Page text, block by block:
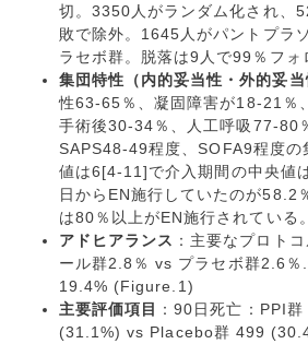
切。3350人がランダム化され、
敗で除外。1645人がパントプラ
ラセボ群。脱落は9人で99％フォ
集団特性（内的妥当性・外的妥当
性63-65％、凝固障害が18-21％
手術後30-34％、人工呼吸77-80
SAPS48-49程度、SOFA9程度の
値は6[4-11]で介入期間の中央値
日からEN施行していたのが58.2
は80％以上がEN施行されている。
アドヒアランス ：主要なプロト
ール群2.8％ vs プラセボ群2.6
19.4% (Figure.1)
主要評価項目
：90日死亡：PPI
(31.1%) vs Placebo群 499